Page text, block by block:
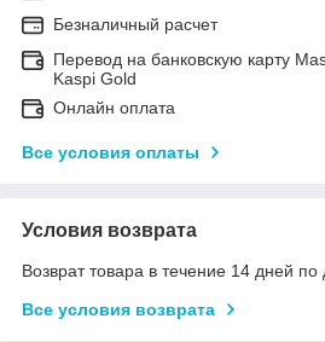
Безналичный расчет
Перевод на банковскую карту
Kaspi Gold
Онлайн оплата
Все условия оплаты
Условия возврата
Возврат товара в течение 14 дней по
Все условия возврата